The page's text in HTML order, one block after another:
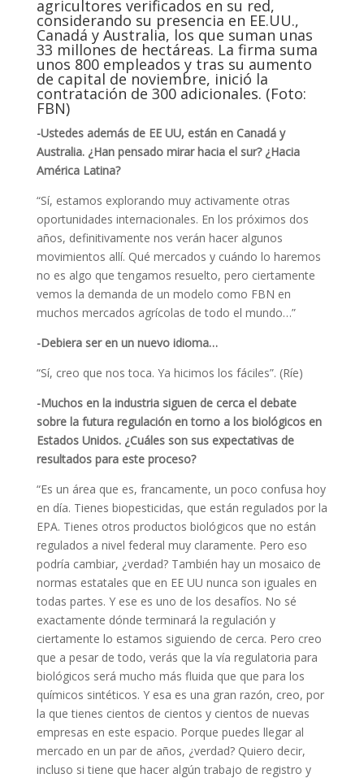
agricultores verificados en su red,
considerando su presencia en EE.UU.,
Canadá y Australia, los que suman unas
33 millones de hectáreas. La firma suma
unos 800 empleados y tras su aumento
de capital de noviembre, inició la
contratación de 300 adicionales. (Foto:
FBN)
-Ustedes además de EE UU, están en Canadá y
Australia. ¿Han pensado mirar hacia el sur? ¿Hacia
América Latina?
“Sí, estamos explorando muy activamente otras
oportunidades internacionales. En los próximos dos
años, definitivamente nos verán hacer algunos
movimientos allí. Qué mercados y cuándo lo haremos
no es algo que tengamos resuelto, pero ciertamente
vemos la demanda de un modelo como FBN en
muchos mercados agrícolas de todo el mundo…”
-Debiera ser en un nuevo idioma…
“Sí, creo que nos toca. Ya hicimos los fáciles”. (Ríe)
-Muchos en la industria siguen de cerca el debate
sobre la futura regulación en torno a los biológicos en
Estados Unidos. ¿Cuáles son sus expectativas de
resultados para este proceso?
“Es un área que es, francamente, un poco confusa hoy
en día. Tienes biopesticidas, que están regulados por la
EPA. Tienes otros productos biológicos que no están
regulados a nivel federal muy claramente. Pero eso
podría cambiar, ¿verdad? También hay un mosaico de
normas estatales que en EE UU nunca son iguales en
todas partes. Y ese es uno de los desafíos. No sé
exactamente dónde terminará la regulación y
ciertamente lo estamos siguiendo de cerca. Pero creo
que a pesar de todo, verás que la vía regulatoria para
biológicos será mucho más fluida que que para los
químicos sintéticos. Y esa es una gran razón, creo, por
la que tienes cientos de cientos y cientos de nuevas
empresas en este espacio. Porque puedes llegar al
mercado en un par de años, ¿verdad? Quiero decir,
incluso si tiene que hacer algún trabajo de registro y